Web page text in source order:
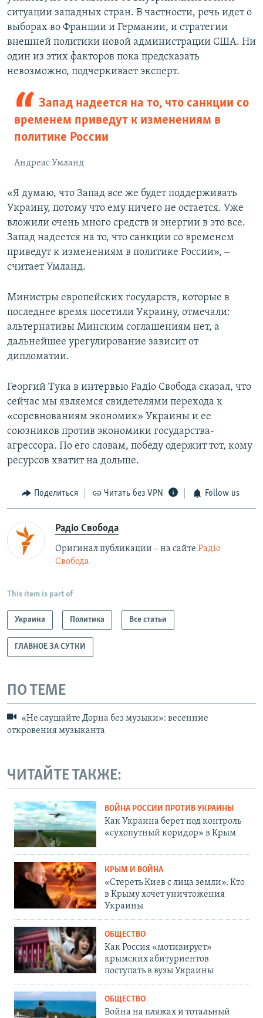
ситуации западных стран. В частности, речь идет о
выборах во Франции и Германии, и стратегии
внешней политики новой администрации США. Ни
один из этих факторов пока предсказать
невозможно, подчеркивает эксперт.
Запад надеется на то, что санкции со
временем приведут к изменениям в
политике России
Андреас Умланд
«Я думаю, что Запад все же будет поддерживать
Украину, потому что ему ничего не остается. Уже
вложили очень много средств и энергии в это все.
Запад надеется на то, что санкции со временем
приведут к изменениям в политике России», ‒
считает Умланд.
Министры европейских государств, которые в
последнее время посетили Украину, отмечали:
альтернативы Минским соглашениям нет, а
дальнейшее урегулирование зависит от
дипломатии.
Георгий Тука в интервью Радіо Свобода сказал, что
сейчас мы являемся свидетелями перехода к
«соревнованиям экономик» Украины и ее
союзников против экономики государства-
агрессора. По его словам, победу одержит тот, кому
ресурсов хватит на дольше.
Поделиться Читать без VPN Follow us
Радіо Свобода
Оригинал публикации – на сайте Радіо
Свобода
This item is part of
Украина Политика Все статьи
ГЛАВНОЕ ЗА СУТКИ
ПО ТЕМЕ
«Не слушайте Дорна без музыки»: весенние
откровения музыканта
ЧИТАЙТЕ ТАКЖЕ:
ВОЙНА РОССИИ ПРОТИВ УКРАИНЫ
Как Украина берет под контроль
«сухопутный коридор» в Крым
КРЫМ И ВОЙНА
«Стереть Киев с лица земли». Кто
в Крыму хочет уничтожения
Украины
ОБЩЕСТВО
Как Россия «мотивирует»
крымских абитуриентов
поступать в вузы Украины
ОБЩЕСТВО
Война на пляжах и тотальный